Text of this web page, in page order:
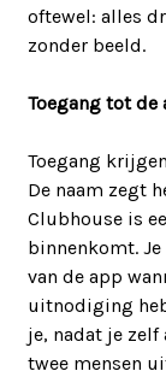
oftewel: alles
zonder beeld.
Toegang tot de
Toegang
De naam zegt
Clubhouse is
binnenkomt.
van de app
uitnodiging
je, nadat je
twee mensen